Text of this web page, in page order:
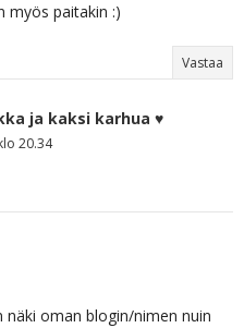
myös paitakin :)
Vastaa
ja kaksi karhua ♥
20.34
näki oman blogin/nimen nuin